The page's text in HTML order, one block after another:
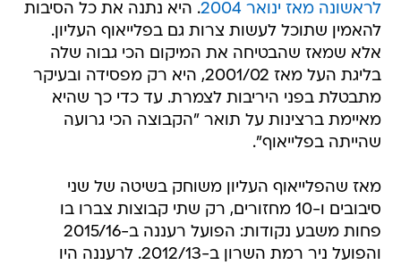
לראשונה מאז ינואר 2004
. היא נתנה את כל הסיבות
להאמין שתוכל לעשות צרות גם בפלייאוף העליון.
אלא שמאז שהבטיחה את המיקום הכי גבוה שלה
בליגת העל מאז 2001/02, היא רק מפסידה ובעיקר
מתבטלת בפני היריבות לצמרת. עד כדי כך שהיא
מאיימת ברצינות על תואר "הקבוצה הכי גרועה
שהייתה בפלייאוף".
מאז שהפלייאוף העליון משוחק בשיטה של שני
סיבובים ו-10 מחזורים, רק שתי קבוצות צברו בו
פחות משבע נקודות: הפועל רעננה ב-2015/16
והפועל ניר רמת השרון ב-2012/13. לרעננה היו